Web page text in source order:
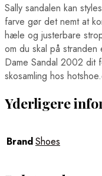
Sally sandalen kan
farve gør det nemt at
hæle og justerbare
om du skal på
Dame Sandal 2002 dit
skosamling hos
Yderligere
BrandShoes